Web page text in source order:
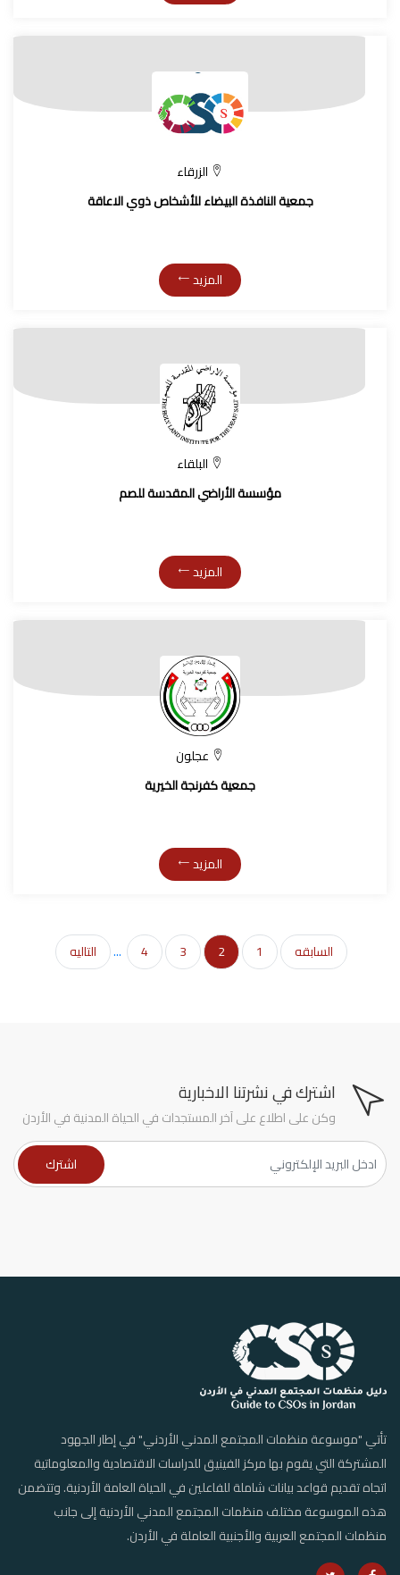
الزرقاء
جمعية النافذة البيضاء للأشخاص ذوي الاعاقة
المزيد
البلقاء
مؤسسة الأراضي المقدسة للصم
المزيد
عجلون
جمعية كفرنجة الخيرية
المزيد
السابقه 1
2
3
4
... التاليه
اشترك في نشرتنا الاخبارية
وكن على اطلاع على آخر المستجدات في الحياة المدنية في الأردن
تأتي "موسوعة منظمات المجتمع المدني الأردني" في إطار الجهود
المشتركة التي يقوم بها مركز الفينيق للدراسات الاقتصادية والمعلوماتية
اتجاه تقديم قواعد بيانات شاملة للفاعلين في الحياة العامة الأردنية. وتتضمن
هذه الموسوعة مختلف منظمات المجتمع المدني الأردنية إلى جانب
منظمات المجتمع العربية والأجنبية العاملة في الأردن.